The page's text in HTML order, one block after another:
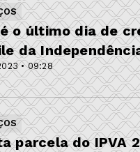
• 09:28
o último dia de
da
parcela do IPVA